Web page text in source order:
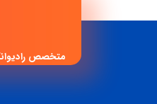
متخصص